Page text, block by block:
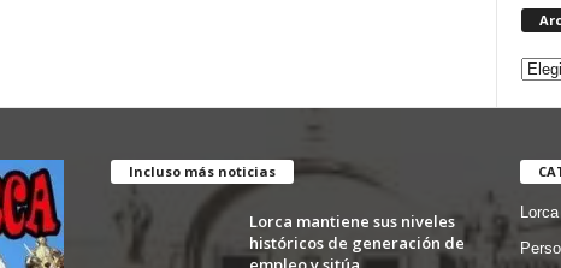
Incluso más noticias
Lorca mantiene sus niveles
históricos de generación de
Lorca